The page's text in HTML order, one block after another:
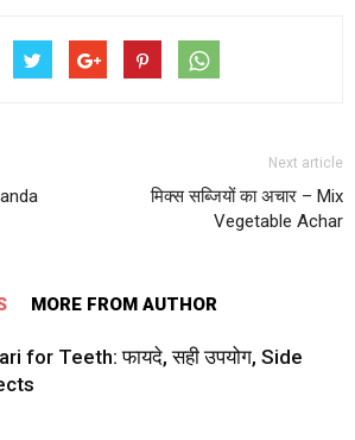
Next article
मिक्स सब्जियों का अचार – Mix
Vegetable Achar
MORE FROM AUTHOR
for Teeth: फायदे, सही उपयोग, Side